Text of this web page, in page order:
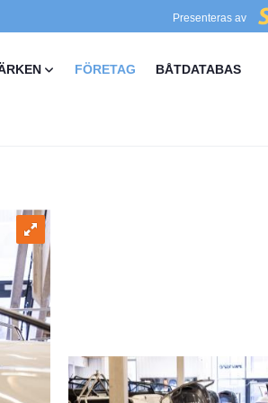
Presenteras av
FÖRETAG BÅTDATABAS